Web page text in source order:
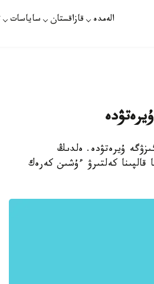
الەمدە قازاقستان ساياسات
ۇيرەتۋدە. ەلدىڭ
قالپىنا كەلتىرۋ ءۇشىن كەرەك